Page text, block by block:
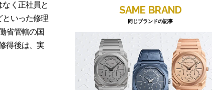
く正社員と
といった修理
省管轄の国
得後は、実
SAME BRAND
同じブランドの記事